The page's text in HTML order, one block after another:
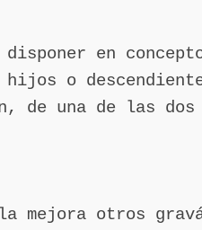
en
hijos o
de una de las
mejora otros